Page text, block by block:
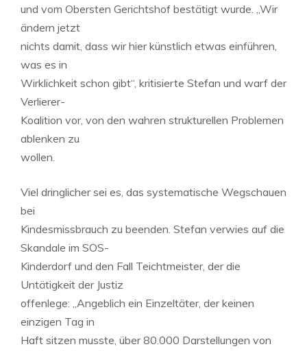
und vom Obersten Gerichtshof bestätigt wurde. „Wir
ändern jetzt
nichts damit, dass wir hier künstlich etwas einführen,
was es in
Wirklichkeit schon gibt“, kritisierte Stefan und warf der
Verlierer-
Koalition vor, von den wahren strukturellen Problemen
ablenken zu
wollen.
Viel dringlicher sei es, das systematische Wegschauen
bei
Kindesmissbrauch zu beenden. Stefan verwies auf die
Skandale im SOS-
Kinderdorf und den Fall Teichtmeister, der die
Untätigkeit der Justiz
offenlege: „Angeblich ein Einzeltäter, der keinen
einzigen Tag in
Haft sitzen musste, über 80.000 Darstellungen von